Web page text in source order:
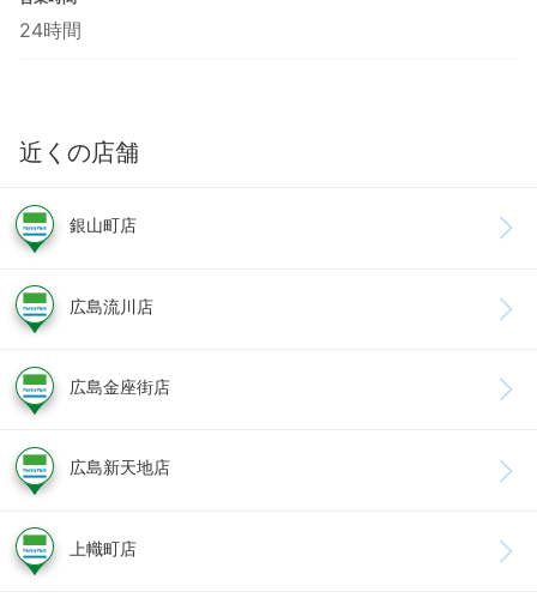
24時間
近くの店舗
銀山町店
広島流川店
広島金座街店
広島新天地店
上幟町店